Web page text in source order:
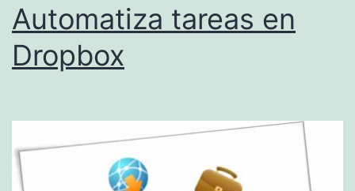
Automatiza tareas en
Dropbox